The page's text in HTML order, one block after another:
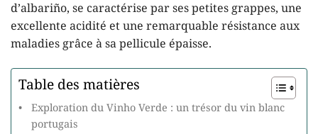
d’albariño, se caractérise par ses petites grappes, une
excellente acidité et une remarquable résistance aux
maladies grâce à sa pellicule épaisse.
Table des matières
Exploration du Vinho Verde : un trésor du vin blanc
portugais